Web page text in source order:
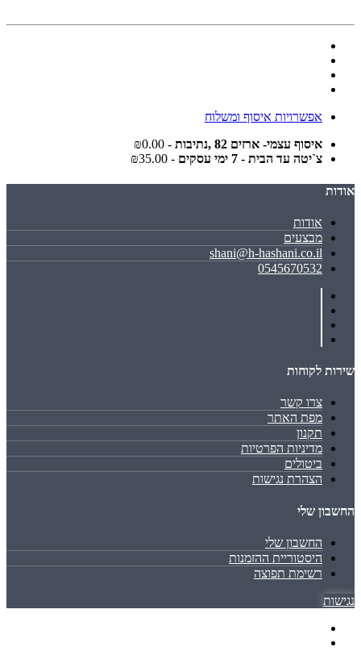
אפשרויות איסוף ומשלוח
איסוף עצמי- ארזים 82 ,נתיבות
- ₪0.00
צ`יטה עד הבית - 7 ימי עסקים
- ₪35.00
אודות
אודות
מבצעים
shani@h-hashani.co.il
0545670532
שירות לקוחות
צרו קשר
מפת האתר
תקנון
מדיניות הפרטיות
ביטולים
הצהרת נגישות
החשבון שלי
החשבון שלי
היסטוריית ההזמנות
רשימת תפוצה
נגישות